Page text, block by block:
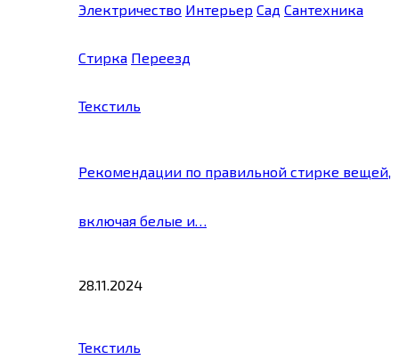
Электричество Интерьер Сад Сантехника
Стирка Переезд
Текстиль
Рекомендации по правильной стирке вещей,
включая белые и…
28.11.2024
Текстиль